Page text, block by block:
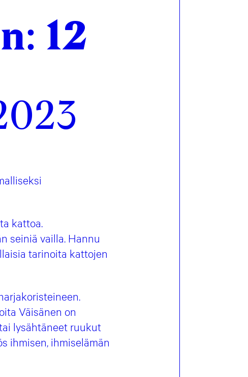
12
kattoa.
seiniä vailla. Hannu
tarinoita kattojen
Väisänen on
lysähtäneet ruukut
ihmisen, ihmiselämän